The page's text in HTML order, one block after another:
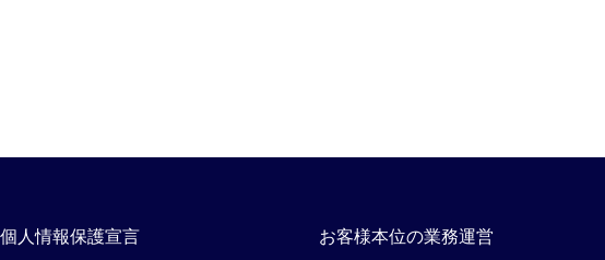
個人情報保護宣言 お客様本位の業務運営